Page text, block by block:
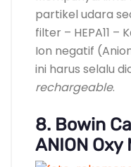
Harga: Rp 389.000
Bebas dari
Tinggal di kota